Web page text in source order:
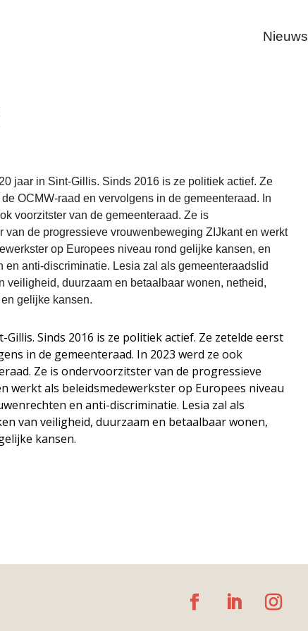
Nieuws
jaar in Sint-Gillis. Sinds 2016 is ze politiek actief. Ze
OCMW-raad en vervolgens in de gemeenteraad. In
voorzitster van de gemeenteraad. Ze is
van de progressieve vrouwenbeweging ZIJkant en werkt
op Europees niveau rond gelijke kansen, en
en anti-discriminatie. Lesia zal als gemeenteraadslid
veiligheid, duurzaam en betaalbaar wonen, netheid,
gelijke kansen.
Sinds 2016 is ze politiek actief. Ze zetelde eerst
in de gemeenteraad. In 2023 werd ze ook
Ze is ondervoorzitster van de progressieve
werkt als beleidsmedewerkster op Europees niveau
en anti-discriminatie. Lesia zal als
van veiligheid, duurzaam en betaalbaar wonen,
kansen.